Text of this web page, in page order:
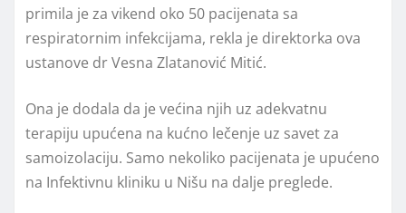
primila je za vikend oko 50 pacijenata sa
respiratornim infekcijama, rekla je direktorka ova
ustanove dr Vesna Zlatanović Mitić.
Ona je dodala da je većina njih uz adekvatnu
terapiju upućena na kućno lečenje uz savet za
samoizolaciju. Samo nekoliko pacijenata je upućeno
na Infektivnu kliniku u Nišu na dalje preglede.